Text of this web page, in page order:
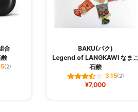
合
(2)
BAKU(バク)
Legend of LANGKAWI なまこ
石鹸
3.15(2)
¥7,000